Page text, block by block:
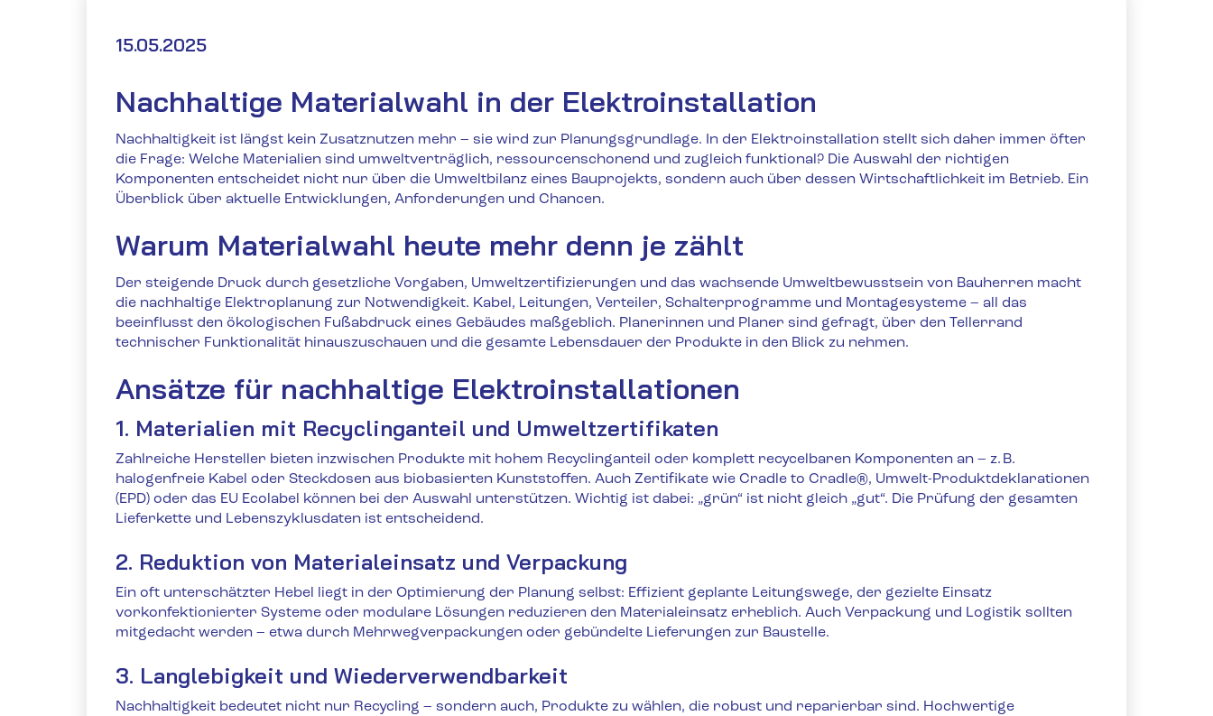
15.05.2025
Nachhaltige Materialwahl in der Elektroinstallation
Nachhaltigkeit ist längst kein Zusatznutzen mehr – sie wird zur Planungsgrundlage. In der Elektroinstallation stellt sich daher immer öfter
die Frage: Welche Materialien sind umweltverträglich, ressourcenschonend und zugleich funktional? Die Auswahl der richtigen
Komponenten entscheidet nicht nur über die Umweltbilanz eines Bauprojekts, sondern auch über dessen Wirtschaftlichkeit im Betrieb. Ein
Überblick über aktuelle Entwicklungen, Anforderungen und Chancen.
Warum Materialwahl heute mehr denn je zählt
Der steigende Druck durch gesetzliche Vorgaben, Umweltzertifizierungen und das wachsende Umweltbewusstsein von Bauherren macht
die nachhaltige Elektroplanung zur Notwendigkeit. Kabel, Leitungen, Verteiler, Schalterprogramme und Montagesysteme – all das
beeinflusst den ökologischen Fußabdruck eines Gebäudes maßgeblich. Planerinnen und Planer sind gefragt, über den Tellerrand
technischer Funktionalität hinauszuschauen und die gesamte Lebensdauer der Produkte in den Blick zu nehmen.
Ansätze für nachhaltige Elektroinstallationen
1. Materialien mit Recyclinganteil und Umweltzertifikaten
Zahlreiche Hersteller bieten inzwischen Produkte mit hohem Recyclinganteil oder komplett recycelbaren Komponenten an – z. B.
halogenfreie Kabel oder Steckdosen aus biobasierten Kunststoffen. Auch Zertifikate wie Cradle to Cradle®, Umwelt-Produktdeklarationen
(EPD) oder das EU Ecolabel können bei der Auswahl unterstützen. Wichtig ist dabei: „grün“ ist nicht gleich „gut“. Die Prüfung der gesamten
Lieferkette und Lebenszyklusdaten ist entscheidend.
2. Reduktion von Materialeinsatz und Verpackung
Ein oft unterschätzter Hebel liegt in der Optimierung der Planung selbst: Effizient geplante Leitungswege, der gezielte Einsatz
vorkonfektionierter Systeme oder modulare Lösungen reduzieren den Materialeinsatz erheblich. Auch Verpackung und Logistik sollten
mitgedacht werden – etwa durch Mehrwegverpackungen oder gebündelte Lieferungen zur Baustelle.
3. Langlebigkeit und Wiederverwendbarkeit
Nachhaltigkeit bedeutet nicht nur Recycling – sondern auch, Produkte zu wählen, die robust und reparierbar sind. Hochwertige